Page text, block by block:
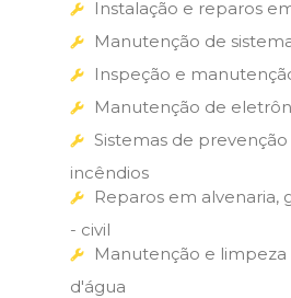
Instalação e reparos
Manutenção de
Inspeção e
Manutenção de
Sistemas de
incêndios
Reparos em alvenaria,
- civil
Manutenção e limpeza
d'água